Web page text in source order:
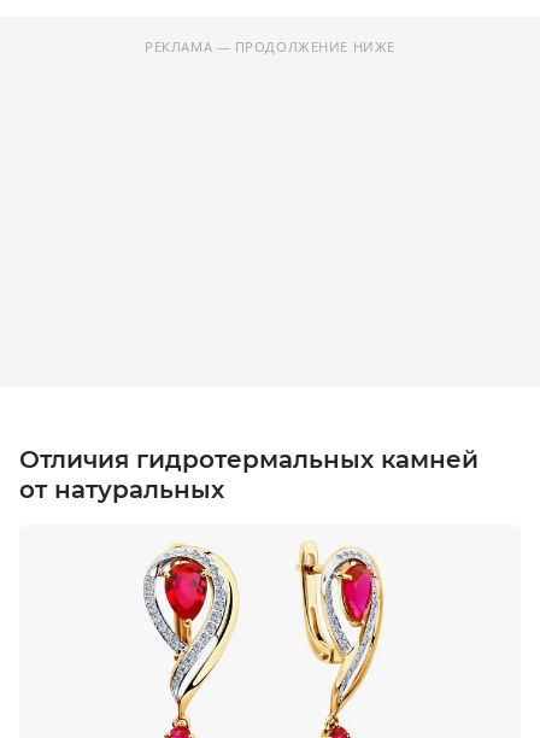
РЕКЛАМА — ПРОДОЛЖЕНИЕ НИЖЕ
Отличия гидротермальных камней
от натуральных